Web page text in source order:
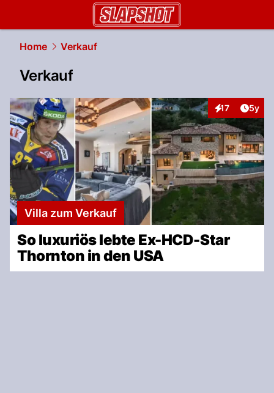
Home Verkauf
Verkauf
17
Interaktionen
5y
Villa zum Verkauf
So luxuriös lebte Ex-HCD-Star
Thornton in den USA